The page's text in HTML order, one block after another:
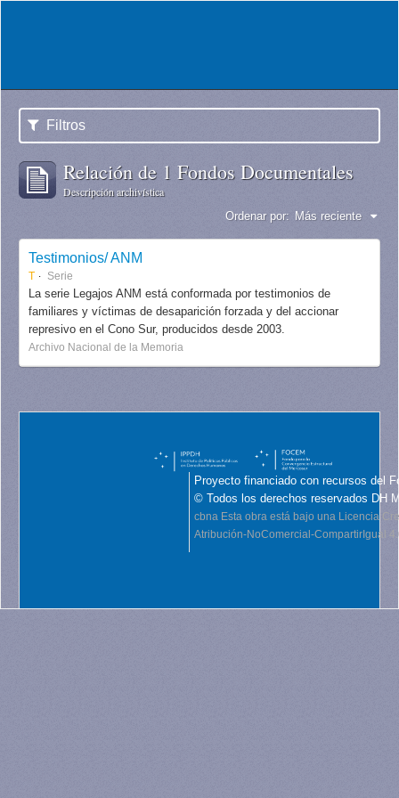
Filtros
Relación de 1 Fondos Documentales
Descripción archivística
Ordenar por: Más reciente
Testimonios/ ANM
T Serie
La serie Legajos ANM está conformada por testimonios de
familiares y víctimas de desaparición forzada y del accionar
represivo en el Cono Sur, producidos desde 2003.
Archivo Nacional de la Memoria
Proyecto financiado con recursos del
© Todos los derechos reservados DH
cbna Esta obra está bajo una Licencia
Atribución-NoComercial-CompartirIgual